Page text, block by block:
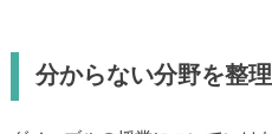
分からない分野を整